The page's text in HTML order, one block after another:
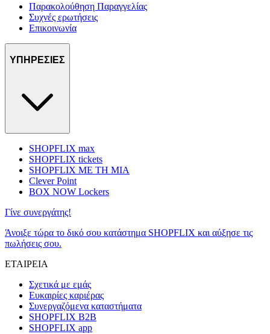
Παρακολούθηση Παραγγελίας
Συχνές ερωτήσεις
Επικοινωνία
ΥΠΗΡΕΣΙΕΣ
SHOPFLIX max
SHOPFLIX tickets
SHOPFLIX ΜΕ ΤΗ ΜΙΑ
Clever Point
BOX NOW Lockers
Γίνε συνεργάτης!
Άνοιξε τώρα το δικό σου κατάστημα SHOPFLIX και αύξησε τις
πωλήσεις σου.
ΕΤΑΙΡΕΙΑ
Σχετικά με εμάς
Ευκαιρίες καριέρας
Συνεργαζόμενα καταστήματα
SHOPFLIX B2B
SHOPFLIX app